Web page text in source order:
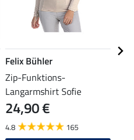
Felix Bühler
Zip-Funktions-
Langarmshirt Sofie
24,90 €
4.8 165